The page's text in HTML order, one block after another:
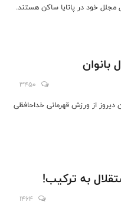
مجلل خود در پاتایا ساکن هستند.
3450
دیروز از ورزش قهرمانی خداحافظی
به ترکیب!
1464